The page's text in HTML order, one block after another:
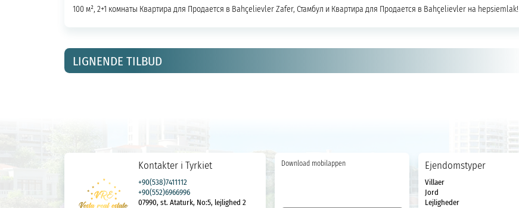
100 м², 2+1 комнаты Квартира для Продается в Bahçelievler Zafer, Стамбул и Квартира для Продается в Bahçelievler на hepsiemlak!
LIGNENDE TILBUD
Kontakter i Tyrkiet
+90(538)7411112
+90(552)6966996
07990, st. Ataturk, No:5, lejlighed 2
Download mobilappen Ejendomstyper
Villaer
Jord
Lejligheder